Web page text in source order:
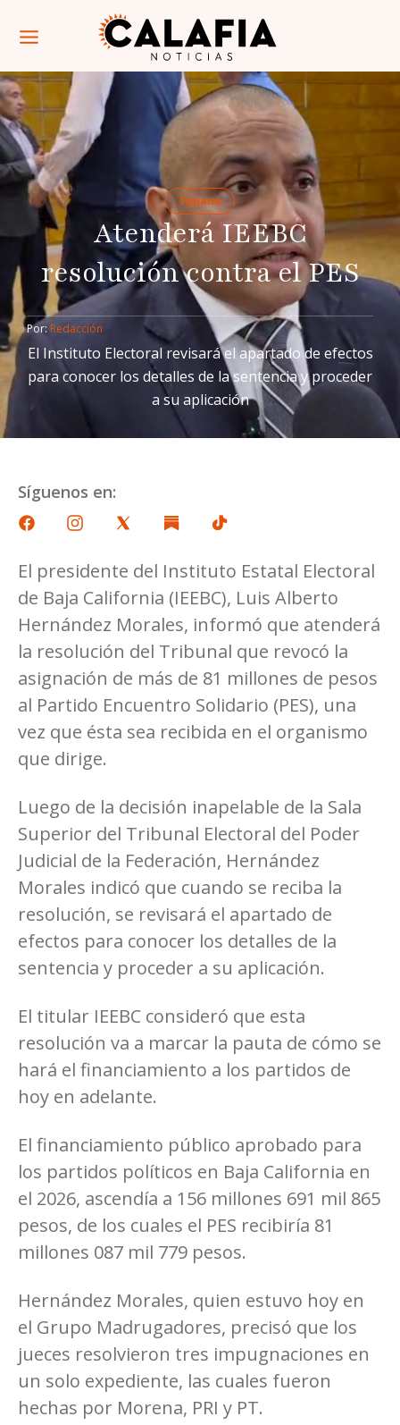
Tijuana
Atenderá IEEBC
resolución contra el PES
Por: Redacción
El Instituto Electoral revisará el apartado de efectos
para conocer los detalles de la sentencia y proceder
a su aplicación
Síguenos en:
El presidente del Instituto Estatal Electoral
de Baja California (IEEBC), Luis Alberto
Hernández Morales, informó que atenderá
la resolución del Tribunal que revocó la
asignación de más de 81 millones de pesos
al Partido Encuentro Solidario (PES), una
vez que ésta sea recibida en el organismo
que dirige.
Luego de la decisión inapelable de la Sala
Superior del Tribunal Electoral del Poder
Judicial de la Federación, Hernández
Morales indicó que cuando se reciba la
resolución, se revisará el apartado de
efectos para conocer los detalles de la
sentencia y proceder a su aplicación.
El titular IEEBC consideró que esta
resolución va a marcar la pauta de cómo se
hará el financiamiento a los partidos de
hoy en adelante.
El financiamiento público aprobado para
los partidos políticos en Baja California en
el 2026, ascendía a 156 millones 691 mil 865
pesos, de los cuales el PES recibiría 81
millones 087 mil 779 pesos.
Hernández Morales, quien estuvo hoy en
el Grupo Madrugadores, precisó que los
jueces resolvieron tres impugnaciones en
un solo expediente, las cuales fueron
hechas por Morena, PRI y PT.